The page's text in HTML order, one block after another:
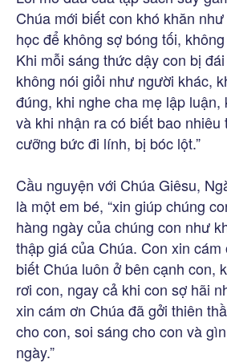
Chúa mới biết con khó khăn
học để không sợ bóng tối,
Khi mỗi sáng thức dậy con bị
không nói giỏi như người khác,
đúng, khi nghe cha mẹ lập luận,
và khi nhận ra có biết bao nhiêu
cưỡng bức đi lính, bị bóc lột.”
Cầu nguyện với Chúa Giêsu,
là một em bé, “xin giúp chúng
hàng ngày của chúng con như
thập giá của Chúa. Con xin
biết Chúa luôn ở bên cạnh con,
rơi con, ngay cả khi con sợ hãi
xin cám ơn Chúa đã gởi thiên
cho con, soi sáng cho con và
ngày.”